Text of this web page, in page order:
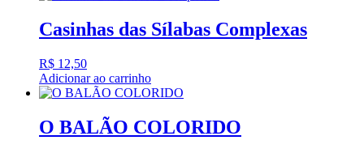
Casinhas das Sílabas Complexas
R$ 12,50
Adicionar ao carrinho
O BALÃO COLORIDO